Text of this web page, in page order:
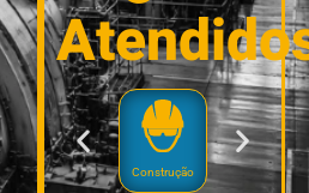
Construção